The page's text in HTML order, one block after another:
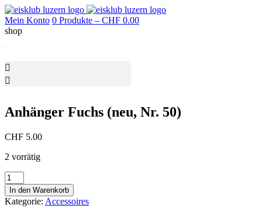
Mein Konto 0 Produkte – CHF 0.00
shop
Anhänger Fuchs (neu, Nr. 50)
CHF 5.00
2 vorrätig
Anhänger
Fuchs
(neu,
Nr.
In den Warenkorb
Kategorie: Accessoires